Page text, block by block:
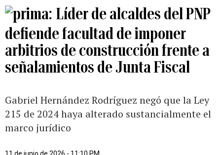
Líder de alcaldes del PNP
defiende facultad de imponer
arbitrios de construcción frente a
señalamientos de Junta Fiscal
Gabriel Hernández Rodríguez negó que la Ley
215 de 2024 haya alterado sustancialmente el
marco jurídico
11 de junio de 2026 - 11:10 PM